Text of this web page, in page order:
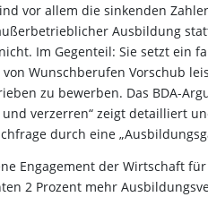
vor allem die sinkenden
Ausbildung
Im Gegenteil: Sie setzt ein
von Wunschberufen Vorschub
zu bewerben. Das BDA-
verzerren“ zeigt detailliert
durch eine
Engagement der Wirtschaft
2 Prozent mehr